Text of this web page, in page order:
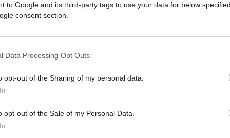
to Google and its third-party tags to use your data for below
consent section.
Data Processing Opt Outs
opt-out of the Sharing of my personal data.
opt-out of the Sale of my Personal Data.
unos proteina, dr Filgud kaže da je to
doktor četiri bijele smrti jer ja pričam da je
ne šećer u maloj i umjerenoj količini. Sve u
pravi salo, dovodi do sala, ali i do šloga,
ćelija ne radi bez šećera, a u toj ishrani gdje
ugljeni hidrat, mast i treba u višku da bude
masti.